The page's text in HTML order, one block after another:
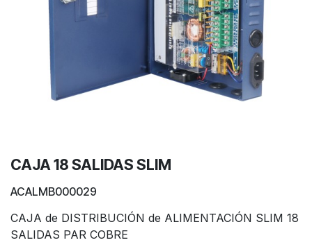
CAJA 18 SALIDAS SLIM
ACALMB000029
CAJA de DISTRIBUCIÓN de ALIMENTACIÓN SLIM 18
SALIDAS PAR COBRE